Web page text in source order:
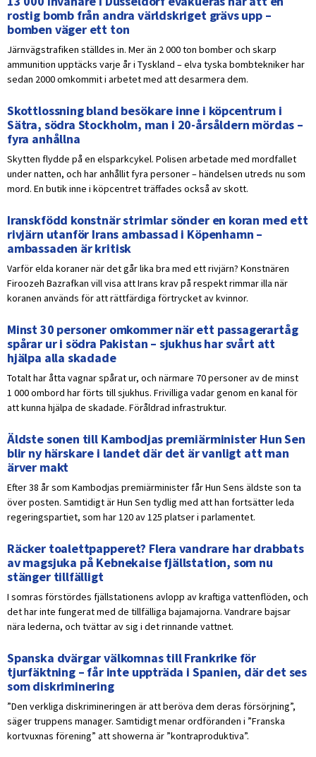
rostig bomb från andra världskriget grävs upp –
bomben väger ett ton
Järnvägstrafiken ställdes in. Mer än 2 000 ton bomber och skarp
ammunition upptäcks varje år i Tyskland – elva tyska bombtekniker har
sedan 2000 omkommit i arbetet med att desarmera dem.
Skottlossning bland besökare inne i köpcentrum i
Sätra, södra Stockholm, man i 20-årsåldern mördas –
fyra anhållna
Skytten flydde på en elsparkcykel. Polisen arbetade med mordfallet
under natten, och har anhållit fyra personer – händelsen utreds nu som
mord. En butik inne i köpcentret träffades också av skott.
Iranskfödd konstnär strimlar sönder en koran med ett
rivjärn utanför Irans ambassad i Köpenhamn –
ambassaden är kritisk
Varför elda koraner när det går lika bra med ett rivjärn? Konstnären
Firoozeh Bazrafkan vill visa att Irans krav på respekt rimmar illa när
koranen används för att rättfärdiga förtrycket av kvinnor.
Minst 30 personer omkommer när ett passagerartåg
spårar ur i södra Pakistan – sjukhus har svårt att
hjälpa alla skadade
Totalt har åtta vagnar spårat ur, och närmare 70 personer av de minst
1 000 ombord har förts till sjukhus. Frivilliga vadar genom en kanal för
att kunna hjälpa de skadade. Föråldrad infrastruktur.
Äldste sonen till Kambodjas premiärminister Hun Sen
blir ny härskare i landet där det är vanligt att man
ärver makt
Efter 38 år som Kambodjas premiärminister får Hun Sens äldste son ta
över posten. Samtidigt är Hun Sen tydlig med att han fortsätter leda
regeringspartiet, som har 120 av 125 platser i parlamentet.
Räcker toalettpapperet? Flera vandrare har drabbats
av magsjuka på Kebnekaise fjällstation, som nu
stänger tillfälligt
I somras förstördes fjällstationens avlopp av kraftiga vattenflöden, och
det har inte fungerat med de tillfälliga bajamajorna. Vandrare bajsar
nära lederna, och tvättar av sig i det rinnande vattnet.
Spanska dvärgar välkomnas till Frankrike för
tjurfäktning – får inte uppträda i Spanien, där det ses
som diskriminering
”Den verkliga diskrimineringen är att beröva dem deras försörjning”,
säger truppens manager. Samtidigt menar ordföranden i ”Franska
kortvuxnas förening” att showerna är ”kontraproduktiva”.